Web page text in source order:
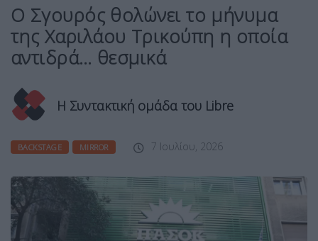
Ο Σγουρός θολώνει το μήνυμα
της Χαριλάου Τρικούπη η οποία
αντιδρά… θεσμικά
Η Συντακτική ομάδα του Libre
BACKSTAGE MIRROR 7 Ιουλίου, 2026